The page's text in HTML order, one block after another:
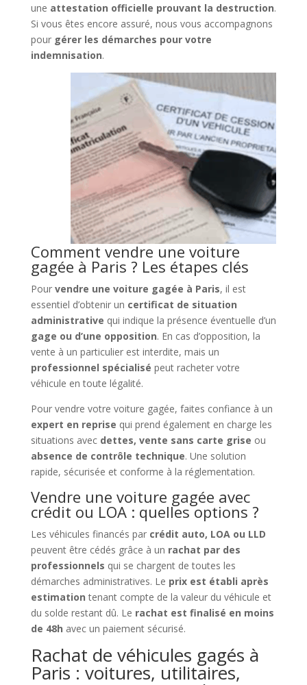
une attestation officielle prouvant la destruction.
Si vous êtes encore assuré, nous vous accompagnons
pour gérer les démarches pour votre
indemnisation.
Comment vendre une voiture
gagée à Paris ? Les étapes clés
Pour vendre une voiture gagée à Paris, il est
essentiel d’obtenir un certificat de situation
administrative qui indique la présence éventuelle d’un
gage ou d’une opposition. En cas d’opposition, la
vente à un particulier est interdite, mais un
professionnel spécialisé peut racheter votre
véhicule en toute légalité.
Pour vendre votre voiture gagée, faites confiance à un
expert en reprise qui prend également en charge les
situations avec dettes, vente sans carte grise ou
absence de contrôle technique. Une solution
rapide, sécurisée et conforme à la réglementation.
Vendre une voiture gagée avec
crédit ou LOA : quelles options ?
Les véhicules financés par crédit auto, LOA ou LLD
peuvent être cédés grâce à un rachat par des
professionnels qui se chargent de toutes les
démarches administratives. Le prix est établi après
estimation tenant compte de la valeur du véhicule et
du solde restant dû. Le rachat est finalisé en moins
de 48h avec un paiement sécurisé.
Rachat de véhicules gagés à
Paris : voitures, utilitaires,